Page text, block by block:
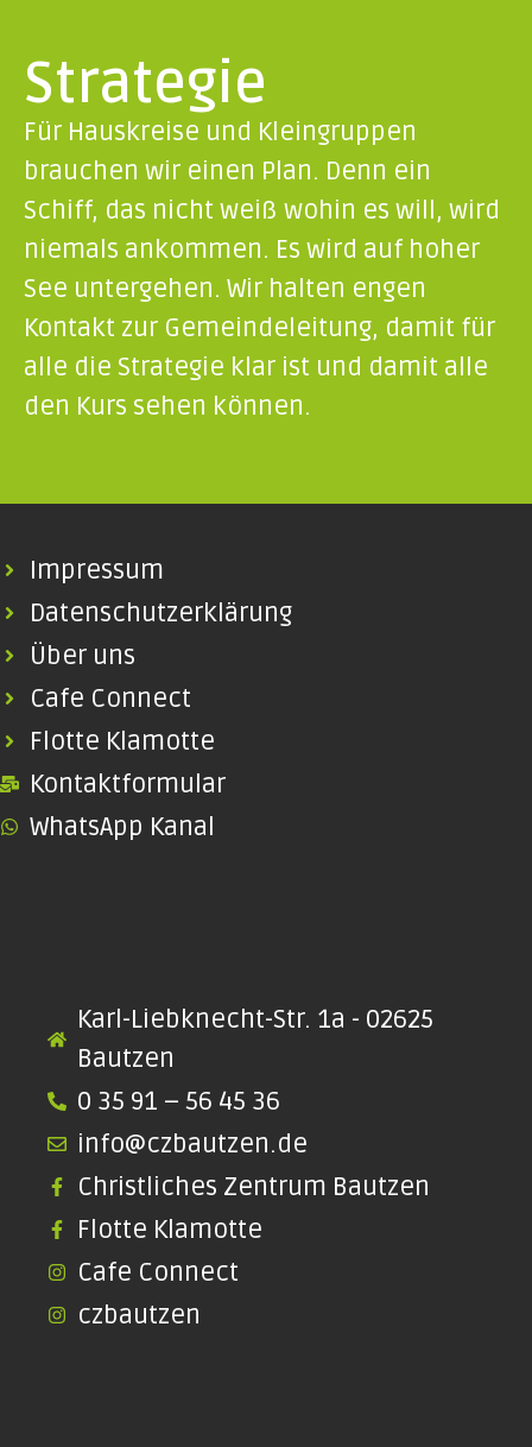
Strategie
Für Hauskreise und Kleingruppen
brauchen wir einen Plan. Denn ein
Schiff, das nicht weiß wohin es will, wird
niemals ankommen. Es wird auf hoher
See untergehen. Wir halten engen
Kontakt zur Gemeindeleitung, damit für
alle die Strategie klar ist und damit alle
den Kurs sehen können.
Impressum
Datenschutzerklärung
Über uns
Cafe Connect
Flotte Klamotte
Kontaktformular
WhatsApp Kanal
Karl-Liebknecht-Str. 1a - 02625
Bautzen
0 35 91 – 56 45 36
info@czbautzen.de
Christliches Zentrum Bautzen
Flotte Klamotte
Cafe Connect
czbautzen